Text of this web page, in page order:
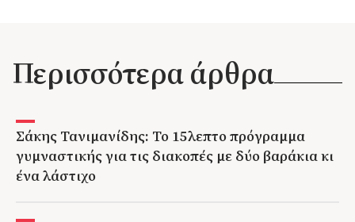
Περισσότερα άρθρα
Σάκης Τανιμανίδης: Το 15λεπτο πρόγραμμα
γυμναστικής για τις διακοπές με δύο βαράκια κι
ένα λάστιχο